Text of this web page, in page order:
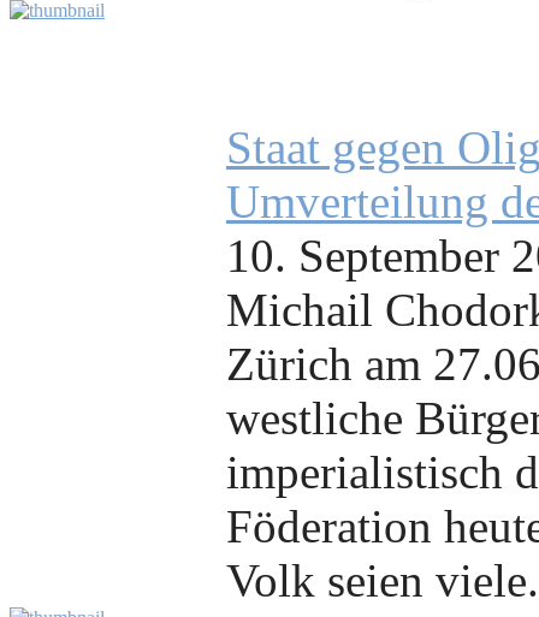
Staat gegen
Umverteilung
10. September
Michail
Zürich am
westliche
imperialistisch
Föderation
Volk seien